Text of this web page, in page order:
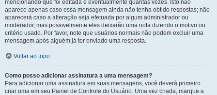
mencionando que foi editada e eventualmente quantas vezes. Isto não
aparece apenas caso essa mensagem ainda não tenha obtido respostas; não
aparecerá caso a alteração seja efetuada por algum administrador ou
moderador, mas possivelmente eles deixarão uma nota dizendo o motivo ou
critério usado. Por favor, note que usuários normais não podem excluir uma
mensagem após alguém já ter enviado uma resposta.
Voltar ao topo
Como posso adicionar assinatura a uma mensagem?
Para adicionar uma assinatura em suas mensagens, você deverá primeiro
criar uma em seu Painel de Controle do Usuário. Uma vez criada, marque a